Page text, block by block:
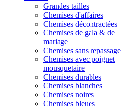
Grandes tailles
Chemises d'affaires
Chemises décontractées
Chemises de gala & de
mariage
Chemises sans repassage
Chemises avec poignet
mousquetaire
Chemises durables
Chemises blanches
Chemises noires
Chemises bleues